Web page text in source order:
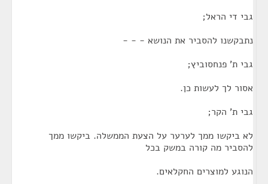
גבי די הראל;
נתבקשנו להסביר את הנושא - - -
גבי ת' פנחסוביץ;
אסור לך לעשות כן.
גבי ת' הקר;
לא ביקשו ממך לערער על הצעת הממשלה. ביקשו ממך
להסביר מה קורה במשק בכל
הנוגע למוצרים החקלאים.